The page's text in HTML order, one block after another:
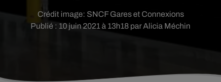
Publié : 10 juin 2021 à 13h18 par Alicia Méchin
Crédit image: SNCF Gares et Connexions